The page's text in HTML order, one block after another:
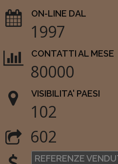
ON-LINE DAL
1997
CONTATTI AL MESE
80000
VISIBILITA' PAESI
102
602
REFERENZE